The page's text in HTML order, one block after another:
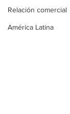
Relación comercial
América Latina